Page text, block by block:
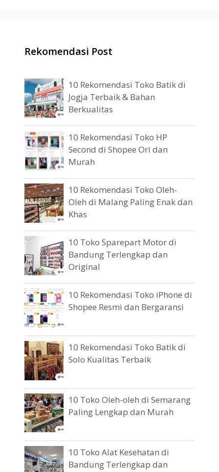
Rekomendasi Post
10 Rekomendasi Toko Batik di
Jogja Terbaik & Bahan
Berkualitas
10 Rekomendasi Toko HP
Second di Shopee Ori dan
Murah
10 Rekomendasi Toko Oleh-
Oleh di Malang Paling Enak dan
Khas
10 Toko Sparepart Motor di
Bandung Terlengkap dan
Original
10 Rekomendasi Toko iPhone di
Shopee Resmi dan Bergaransi
10 Rekomendasi Toko Batik di
Solo Kualitas Terbaik
10 Toko Oleh-oleh di Semarang
Paling Lengkap dan Murah
10 Toko Alat Kesehatan di
Bandung Terlengkap dan